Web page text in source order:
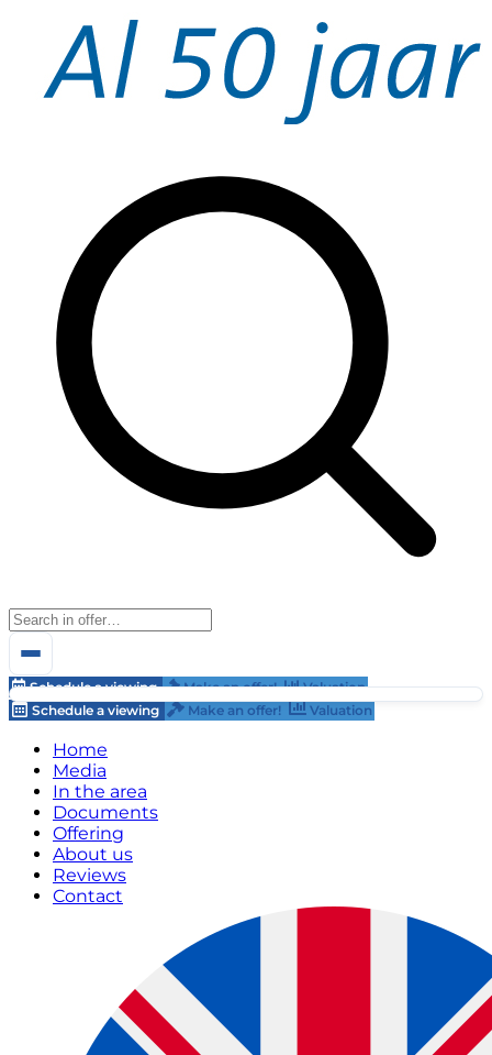
Schedule a viewing Make an offer!
Valuation
Schedule a viewing
Make an offer! Valuation
Home
Media
In the area
Documents
Offering
About us
Reviews
Contact